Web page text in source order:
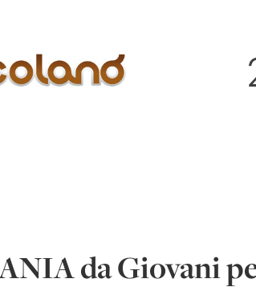
da Giovani